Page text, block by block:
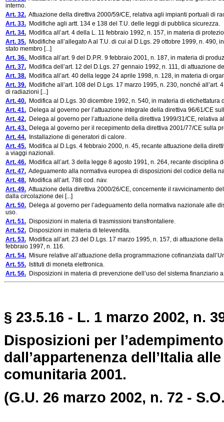
interno.
Art. 32. Attuazione della direttiva 2000/59/CE, relativa agli impianti portuali di
Art. 33. Modifiche agli artt. 134 e 138 del T.U. delle leggi di pubblica sicurezza.
Art. 34. Modifica all’art. 4 della L. 11 febbraio 1992, n. 157, in materia di
Art. 35. Modifiche all’allegato A al T.U. di cui al D.Lgs. 29 ottobre 1999, n.
stato membro [...]
Art. 36. Modifica all’art. 9 del D.P.R. 9 febbraio 2001, n. 187, in materia di
Art. 37. Modifica dell’art. 12 del D.Lgs. 27 gennaio 1992, n. 111, di attuazione
Art. 38. Modifica all’art. 40 della legge 24 aprile 1998, n. 128, in materia di
Art. 39. Modifiche all’art. 108 del D.Lgs. 17 marzo 1995, n. 230, nonché
di radiazioni [...]
Art. 40. Modifica al D.Lgs. 30 dicembre 1992, n. 540, in materia di etichettatura
Art. 41. Delega al governo per l’attuazione integrale della direttiva 96/61/CE
Art. 42. Delega al governo per l’attuazione della direttiva 1999/31/CE, relativa
Art. 43. Delega al governo per il recepimento della direttiva 2001/77/CE sulla
Art. 44. Installazione di generatori di calore.
Art. 45. Modifica al D.Lgs. 4 febbraio 2000, n. 45, recante attuazione della
a viaggi nazionali.
Art. 46. Modifica all’art. 3 della legge 8 agosto 1991, n. 264, recante
Art. 47. Adeguamento alla normativa europea di disposizioni del codice della
Art. 48. Modifica all’art. 788 cod. nav.
Art. 49. Attuazione della direttiva 2000/26/CE, concernente il ravvicinamento
dalla circolazione dei [...]
Art. 50. Delega al governo per l’adeguamento della normativa nazionale alle
uso.
Art. 51. Disposizioni in materia di trasmissioni transfrontaliere.
Art. 52. Disposizioni in materia di televendita.
Art. 53. Modifica all’art. 23 del D.Lgs. 17 marzo 1995, n. 157, di attuazione
febbraio 1997, n. 116.
Art. 54. Misure relative all’attuazione della programmazione cofinanziata
Art. 55. Istituti di moneta elettronica.
Art. 56. Disposizioni in materia di prevenzione dell’uso del sistema finanziario
§ 23.5.16 - L. 1 marzo 2002, n.
Disposizioni per
dall’appartenenza dell’Italia
comunitaria 2001.
(G.U. 26 marzo 2002, n. 72 -